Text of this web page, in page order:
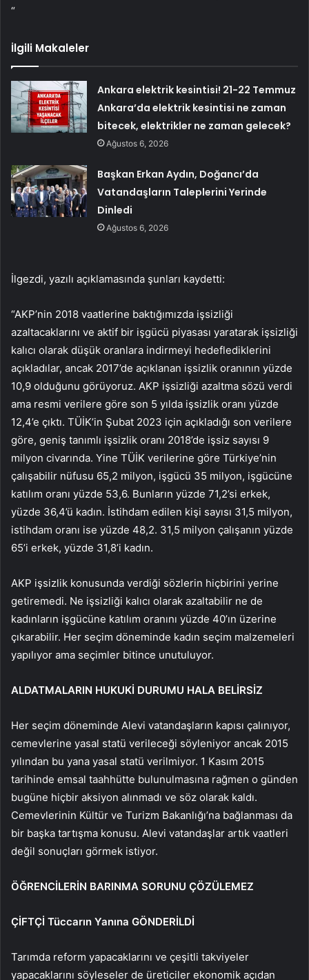
“
İlgili Makaleler
Ankara elektrik kesintisi! 21-22 Temmuz
Ankara’da elektrik kesintisi ne zaman
bitecek, elektrikler ne zaman gelecek?
Ağustos 6, 2026
Başkan Erkan Aydın, Doğancı’da
Vatandaşların Taleplerini Yerinde
Dinledi
Ağustos 6, 2026
İlgezdi, yazılı açıklamasında şunları kaydetti:
“AKP’nin 2018 vaatlerine baktığımızda işsizliği
azaltacaklarını ve aktif bir işgücü piyasası yaratarak işsizliği
kalıcı olarak düşük oranlara indirmeyi hedeflediklerini
açıkladılar, ancak 2017’de açıklanan işsizlik oranının yüzde
10,9 olduğunu görüyoruz. AKP işsizliği azaltma sözü verdi
ama resmi verilere göre son 5 yılda işsizlik oranı yüzde
12,4’e çıktı. TÜİK’in Şubat 2023 için açıkladığı son verilere
göre, geniş tanımlı işsizlik oranı 2018’de işsiz sayısı 9
milyon civarında. Yine TÜİK verilerine göre Türkiye’nin
çalışabilir nüfusu 65,2 milyon, işgücü 35 milyon, işgücüne
katılım oranı yüzde 53,6. Bunların yüzde 71,2’si erkek,
yüzde 36,4’ü kadın. İstihdam edilen kişi sayısı 31,5 milyon,
istihdam oranı ise yüzde 48,2. 31,5 milyon çalışanın yüzde
65’i erkek, yüzde 31,8’i kadın.
AKP işsizlik konusunda verdiği sözlerin hiçbirini yerine
getiremedi. Ne işsizliği kalıcı olarak azaltabilir ne de
kadınların işgücüne katılım oranını yüzde 40’ın üzerine
çıkarabilir. Her seçim döneminde kadın seçim malzemeleri
yapılıyor ama seçimler bitince unutuluyor.
ALDATMALARIN HUKUKİ DURUMU HALA BELİRSİZ
Her seçim döneminde Alevi vatandaşların kapısı çalınıyor,
cemevlerine yasal statü verileceği söyleniyor ancak 2015
yılından bu yana yasal statü verilmiyor. 1 Kasım 2015
tarihinde emsal taahhütte bulunulmasına rağmen o günden
bugüne hiçbir aksiyon alınmadı ve söz olarak kaldı.
Cemevlerinin Kültür ve Turizm Bakanlığı’na bağlanması da
bir başka tartışma konusu. Alevi vatandaşlar artık vaatleri
değil sonuçları görmek istiyor.
ÖĞRENCİLERİN BARINMA SORUNU ÇÖZÜLEMEZ
ÇİFTÇİ Tüccarın Yanına GÖNDERİLDİ
Tarımda reform yapacaklarını ve çeşitli takviyeler
yapacaklarını söyleseler de üreticiler ekonomik açıdan